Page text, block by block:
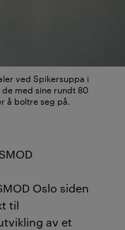
ved Spikersuppa i
de med sine rundt 80
å boltre seg på.
Oslo siden
til
av et